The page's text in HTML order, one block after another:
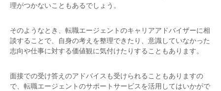
理がつかないこともあるでしょう。
そのようなとき、転職エージェントのキャリアアドバイザーに相
談することで、自身の考えを整理できたり、意識していなかった
志向や仕事に対する価値観に気付けたりすることもあります。
面接での受け答えのアドバイスも受けられることもありますの
で、転職エージェントのサポートサービスを活用してはいかがで